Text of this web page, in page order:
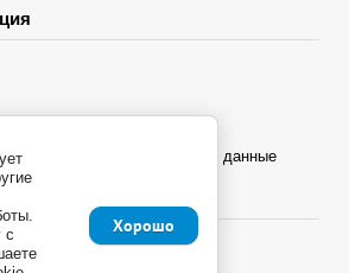
и персональные данные
с
Хорошо